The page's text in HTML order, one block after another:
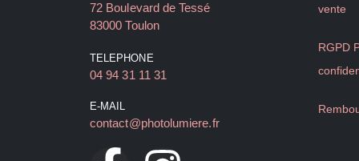
72 Boulevard de Tessé
83000 Toulon
TELEPHONE
04 94 31 11 31
E-MAIL
contact@photolumiere.fr
vente
RGPD